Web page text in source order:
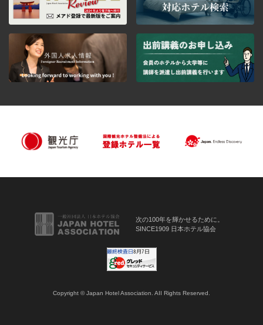
次の100年を輝かせるために。
SINCE1909 日本ホテル協会
Copyright © Japan Hotel Association. AII Rights Reserved.